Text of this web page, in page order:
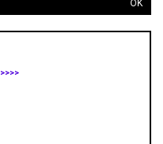
OK
>>>>